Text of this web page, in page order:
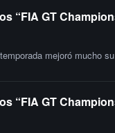
“FIA GT
mejoró mucho
“FIA GT